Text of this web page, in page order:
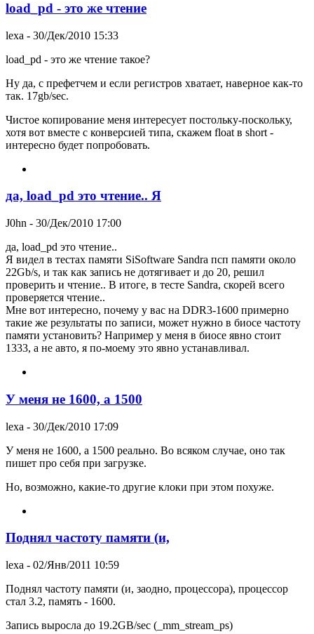
load_pd - это же чтение
lexa - 30/Дек/2010 15:33
load_pd - это же чтение такое?
Ну да, с префетчем и если регистров хватает, наверное как-то
так. 17gb/sec.
Чистое копирование меня интересует постольку-поскольку,
хотя вот вместе с конверсией типа, скажем float в short -
интересно будет попробовать.
да, load_pd это чтение.. Я
J0hn - 30/Дек/2010 17:00
да, load_pd это чтение..
Я видел в тестах памяти SiSoftware Sandra псп памяти около
22Gb/s, и так как запись не дотягивает и до 20, решил
проверить и чтение.. В итоге, в тесте Sandra, скорей всего
проверяется чтение..
Мне вот интересно, почему у вас на DDR3-1600 примерно
такие же результаты по записи, может нужно в биосе частоту
памяти установить? Например у меня в биосе явно стоит
1333, а не авто, я по-моему это явно устанавливал.
У меня не 1600, а 1500
lexa - 30/Дек/2010 17:09
У меня не 1600, а 1500 реально. Во всяком случае, оно так
пишет про себя при загрузке.
Но, возможно, какие-то другие клоки при этом похуже.
Поднял частоту памяти (и,
lexa - 02/Янв/2011 10:59
Поднял частоту памяти (и, заодно, процессора), процессор
стал 3.2, память - 1600.
Запись выросла до 19.2GB/sec (_mm_stream_ps)